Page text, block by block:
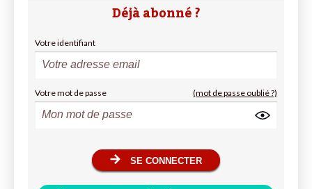
Déjà abonné ?
Votre identifiant
Votre mot de passe (mot de passe oublié ?)
SE CONNECTER